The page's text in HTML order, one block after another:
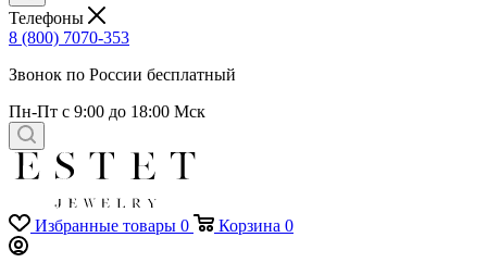
Телефоны
8 (800) 7070-353
Звонок по России бесплатный
Пн-Пт с 9:00 до 18:00 Мск
Избранные товары 0 Корзина 0